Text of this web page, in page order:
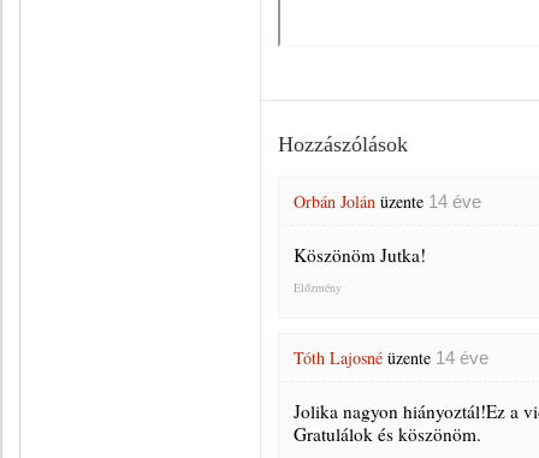
Hozzászólások
Orbán Jolán üzente 14 éve
Köszönöm Jutka!
Előzmény
Tóth Lajosné üzente 14 éve
Jolika nagyon hiányoztál!Ez a
Gratulálok és köszönöm.